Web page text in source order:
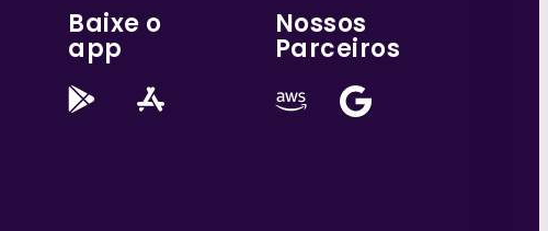
Baixe o
app
Nossos
Parceiros